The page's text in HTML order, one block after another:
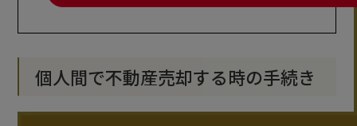
個人間で不動産売却する時の手続き